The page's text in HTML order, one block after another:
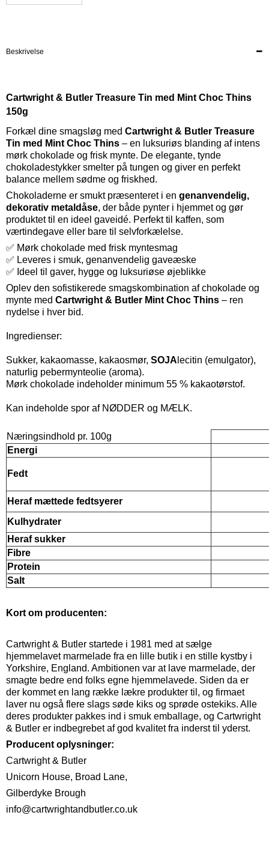
Beskrivelse
Cartwright & Butler Treasure Tin med Mint Choc Thins
150g
Forkæl dine smagsløg med Cartwright & Butler Treasure
Tin med Mint Choc Thins – en luksuriøs blanding af intens
mørk chokolade og frisk mynte. De elegante, tynde
chokoladestykker smelter på tungen og giver en perfekt
balance mellem sødme og friskhed.
Chokoladerne er smukt præsenteret i en genanvendelig,
dekorativ metaldåse, der både pynter i hjemmet og gør
produktet til en ideel gaveidé. Perfekt til kaffen, som
værtindegave eller bare til selvforkælelse.
✅ Mørk chokolade med frisk myntesmag
✅ Leveres i smuk, genanvendelig gaveæske
✅ Ideel til gaver, hygge og luksuriøse øjeblikke
Oplev den sofistikerede smagskombination af chokolade og
mynte med Cartwright & Butler Mint Choc Thins – ren
nydelse i hver bid.
Ingredienser:
Sukker, kakaomasse, kakaosmør, SOJA lecitin (emulgator),
naturlig pebermynteolie (aroma).
Mørk chokolade indeholder minimum 55 % kakaotørstof.
Kan indeholde spor af NØDDER og MÆLK.
Næringsindhold pr. 100g
Energi
Fedt
Heraf mættede fedtsyerer
Kulhydrater
Heraf sukker
Fibre
Protein
Salt
Kort om producenten:
Cartwright & Butler startede i 1981 med at sælge
hjemmelavet marmelade fra en lille butik i en stille kystby i
Yorkshire, England. Ambitionen var at lave marmelade, der
smagte bedre end folks egne hjemmelavede. Siden da er
der kommet en lang række lækre produkter til, og firmaet
laver nu også flere slags søde kiks og sprøde ostekiks. Alle
deres produkter pakkes ind i smuk emballage, og Cartwright
& Butler er indbegrebet af god kvalitet fra inderst til yderst.
Producent oplysninger:
Cartwright & Butler
Unicorn House, Broad Lane,
Gilberdyke Brough
info@cartwrightandbutler.co.uk